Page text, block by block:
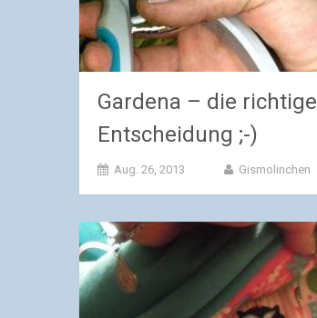
Gardena – die richtige
Entscheidung ;-)
Aug. 26, 2013 Gismolinchen